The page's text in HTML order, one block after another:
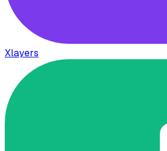
Xlayers